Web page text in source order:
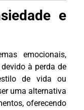
e
emocionais,
à perda de
de vida ou
uma alternativa
oferecendo